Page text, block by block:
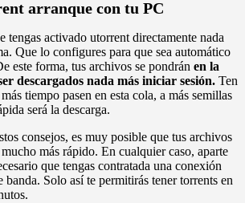
arranque con tu PC
tengas activado utorrent directamente nada
Que lo configures para que sea automático
este forma, tus archivos se pondrán en la
descargados nada más iniciar sesión. Ten
tiempo pasen en esta cola, a más semillas
será la descarga.
consejos, es muy posible que tus archivos
más rápido. En cualquier caso, aparte
que tengas contratada una conexión
banda. Solo así te permitirás tener torrents en